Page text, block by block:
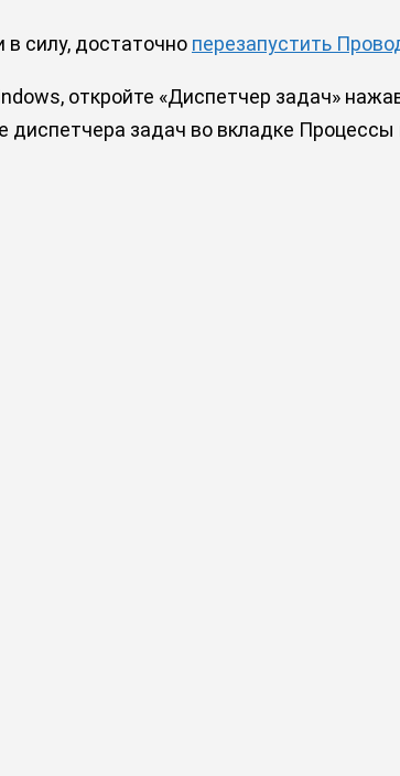
силу, достаточно перезапустить
откройте «Диспетчер задач»
задач во вкладке